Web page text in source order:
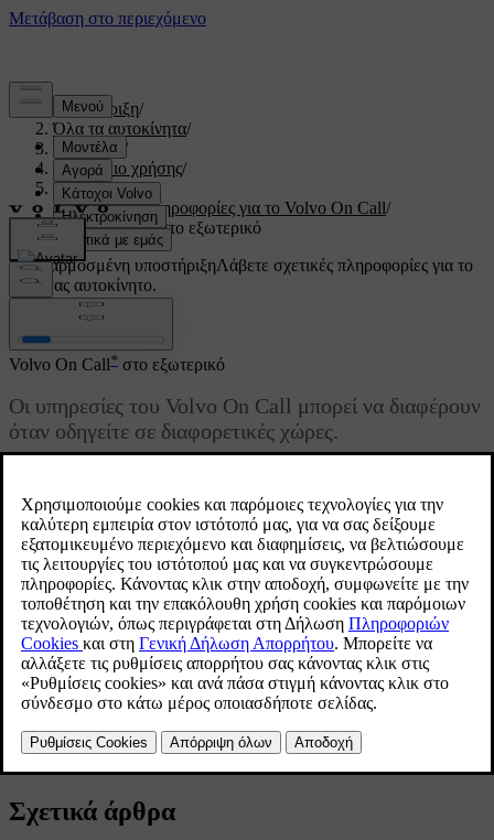
Υποστήριξη/
Όλα τα αυτοκίνητα/
V60 2022 /
Εγχειρίδιο χρήσης/
Volvo On Call/
Πρακτικές πληροφορίες για το Volvo On Call/
Volvo On Call στο εξωτερικό
Προσαρμοσμένη υποστήριξηΛάβετε σχετικές πληροφορίες για το
δικό σας αυτοκίνητο.
Volvo On Call* στο εξωτερικό
Οι υπηρεσίες του Volvo On Call μπορεί να διαφέρουν
όταν οδηγείτε σε διαφορετικές χώρες.
εξυπηρέτησης του Volvo On Call στη χώρα που βρίσκεται το
αυτοκίνητο. Αν δεν υπάρχει κέντρο εξυπηρέτησης Volvo On Call,
το αυτοκίνητο επικοινωνεί με το τηλεφωνικό κέντρο έκτακτης
ανάγκης.
Όταν πατάτε το κουμπίON CALL , συνδέεστε πάντοτε με το
κέντρο εξυπηρέτησης Volvo On Call της χώρας σας.
Για περισσότερες πληροφορίες, απευθυνθείτε στο Επίσημο Δίκτυο
της Volvo.
Σχετικά άρθρα